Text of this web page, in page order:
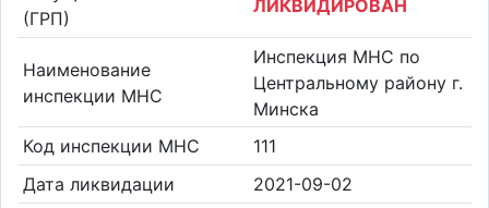
(ГРП)
ЛИКВИДИРОВАН
Наименование
инспекции МНС
Инспекция МНС по
Центральному району г.
Минска
Код инспекции МНС
111
Дата ликвидации
2021-09-02